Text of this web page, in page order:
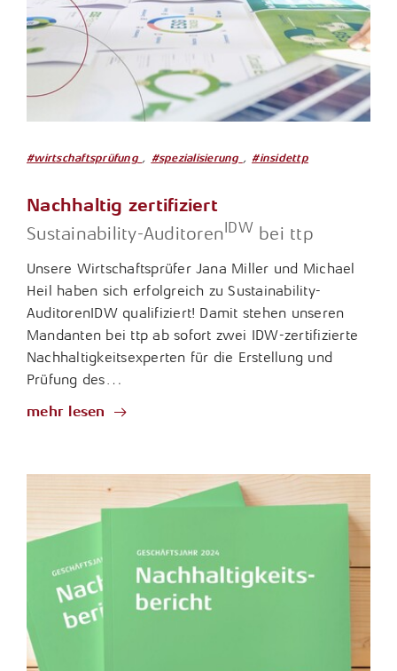
#wirtschaftsprüfung , #spezialisierung , #insidettp
Nachhaltig zertifiziert
Sustainability-AuditorenIDW bei ttp
Unsere Wirtschaftsprüfer Jana Miller und Michael
Heil haben sich erfolgreich zu Sustainability-
AuditorenIDW qualifiziert! Damit stehen unseren
Mandanten bei ttp ab sofort zwei IDW-zertifizierte
Nachhaltigkeitsexperten für die Erstellung und
Prüfung des…
mehr lesen